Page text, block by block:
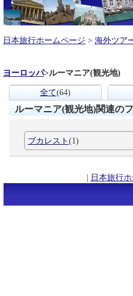
日本旅行ホームページ > 海外ツア
ヨーロッパ>ルーマニア(観光地)
全て(64)
ルーマニア(観光地)関連の
ブカレスト(1)
| 日本旅行